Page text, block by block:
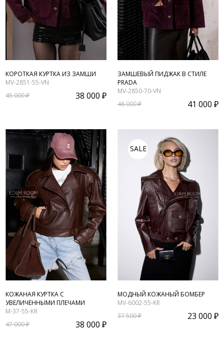
КОРОТКАЯ КУРТКА ИЗ ЗАМШИ
MV-2851-55-VN
45 000 ₽
38 000 ₽
ЗАМШЕВЫЙ ПИДЖАК В СТИЛЕ
PRADA
MV-2850-70-VN
46 000 ₽
41 000 ₽
КОЖАНАЯ КУРТКА С
УВЕЛИЧЕННЫМИ ПЛЕЧАМИ
M-37-55-KR
47 000 ₽
38 000 ₽
SALE
МОДНЫЙ КОЖАНЫЙ БОМБЕР
MV-6002-55-KR
37 500 ₽
23 000 ₽